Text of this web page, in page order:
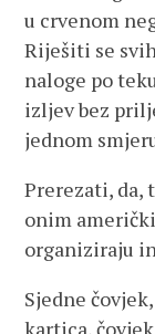
u crvenom
Riješiti se
naloge po
izljev bez
jednom
Prerezati, da,
onim
organiziraju
Sjedne
kartica,